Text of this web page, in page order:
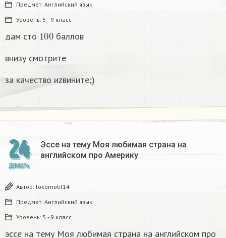
Предмет: Английский язык
Уровень: 5 - 9 класс
дам сто 100 баллов
внизу смотрите
за качество иzвините;)
24
ДЕКАБРЬ
Эссе на тему Моя любимая страна на
английском про Америку​
Автор: lokomotif14
Предмет: Английский язык
Уровень: 5 - 9 класс
эссе на тему Моя любимая страна на английском про